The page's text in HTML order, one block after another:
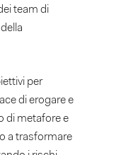
team di
per
di erogare e
di metafore e
a trasformare